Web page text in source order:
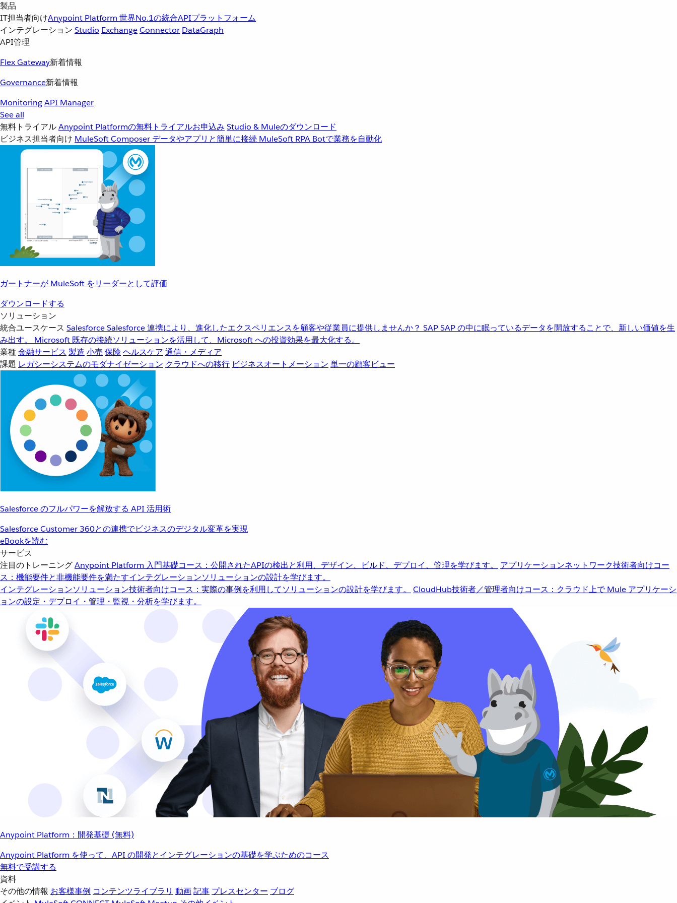
製品
IT担当者向けAnypoint Platform 世界No.1の統合APIプラットフォーム
インテグレーション Studio ExchangeConnector DataGraph
API管理
Flex Gateway新着情報
Governance新着情報
MonitoringAPI Manager
See all
無料トライアルAnypoint Platformの無料トライアルお申込み Studio & Muleのダウンロード
ビジネス担当者向け MuleSoft Composer データやアプリと簡単に接続 MuleSoft RPA Botで業務を自動化
ガートナーが MuleSoft をリーダーとして評価
ダウンロードする
ソリューション
統合ユースケース SalesforceSalesforce 連携により、進化したエクスペリエンスを顧客や従業員に提供しませんか？ SAPSAP の中に眠っているデータを開放することで、新しい価値を生
み出す。
Microsoft 既存の接続ソリューションを活用して、Microsoft への投資効果を最大化する。
業種金融サービス 製造 小売 保険 ヘルスケア 通信・メディア
課題 レガシーシステムのモダナイゼーション クラウドへの移行 ビジネスオートメーション 単一の顧客ビュー
Salesforce のフルパワーを解放する API 活用術
Salesforce Customer 360との連携でビジネスのデジタル変革を実現
eBookを読む
サービス
注目のトレーニングAnypoint Platform 入門基礎コース：公開されたAPIの検出と利用、デザイン、ビルド、デプロイ、管理を学びます。 アプリケーションネットワーク技術者向けコー
ス：機能要件と非機能要件を満たすインテグレーションソリューションの設計を学びます。
インテグレーションソリューション技術者向けコース：実際の事例を利用してソリューションの設計を学びます。 CloudHub技術者／管理者向けコース：クラウド上で Mule アプリケーシ
ョンの設定・デプロイ・管理・監視・分析を学びます。
Anypoint Platform：開発基礎 (無料)
Anypoint Platform を使って、API の開発とインテグレーションの基礎を学ぶためのコース
無料で受講する
資料
その他の情報 お客様事例 コンテンツライブラリ 動画記事 プレスセンター ブログ